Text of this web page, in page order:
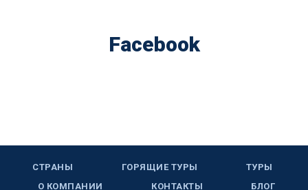
Facebook
СТРАНЫ ГОРЯЩИЕ ТУРЫ
ТУРЫ
О КОМПАНИИ
КОНТАКТЫ БЛОГ